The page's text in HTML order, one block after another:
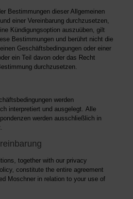
Bestimmungen dieser Allgemeinen
einer Vereinbarung durchzusetzen,
Kündigungsoption auszuüben, gilt
Bestimmungen und berührt nicht die
Geschäftsbedingungen oder einer
ein Teil davon oder das Recht
durchzusetzen.
werden
interpretiert und ausgelegt. Alle
werden ausschließlich in
together with our privacy
, constitute the entire agreement
Moschner in relation to your use of